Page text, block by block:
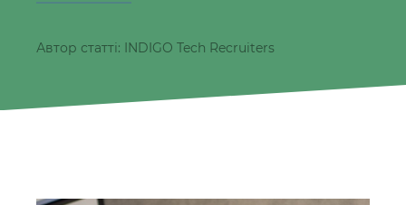
Автор статті: INDIGO Tech Recruiters